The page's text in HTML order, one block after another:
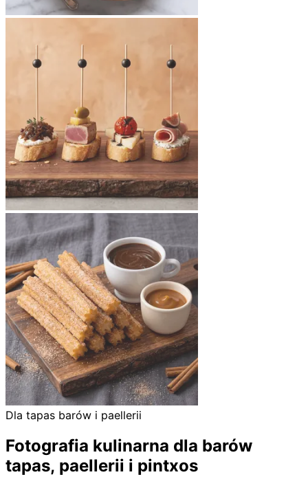
Dla tapas barów i paellerii
Fotografia kulinarna dla barów
tapas, paellerii i pintxos